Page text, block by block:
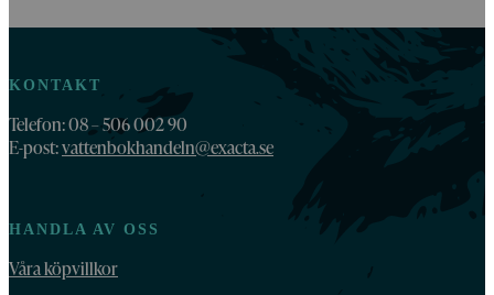
KONTAKT
Telefon: 08 – 506 002 90
E-post:vattenbokhandeln@exacta.se
HANDLA AV OSS
Våra köpvillkor